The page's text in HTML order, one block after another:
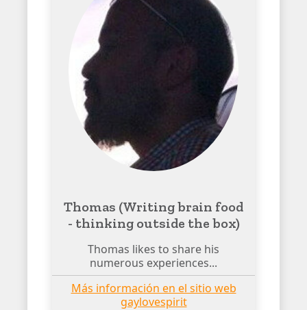
Thomas (Writing brain food
- thinking outside the box)
Thomas likes to share his
numerous experiences...
Más información en el sitio web
gaylovespirit